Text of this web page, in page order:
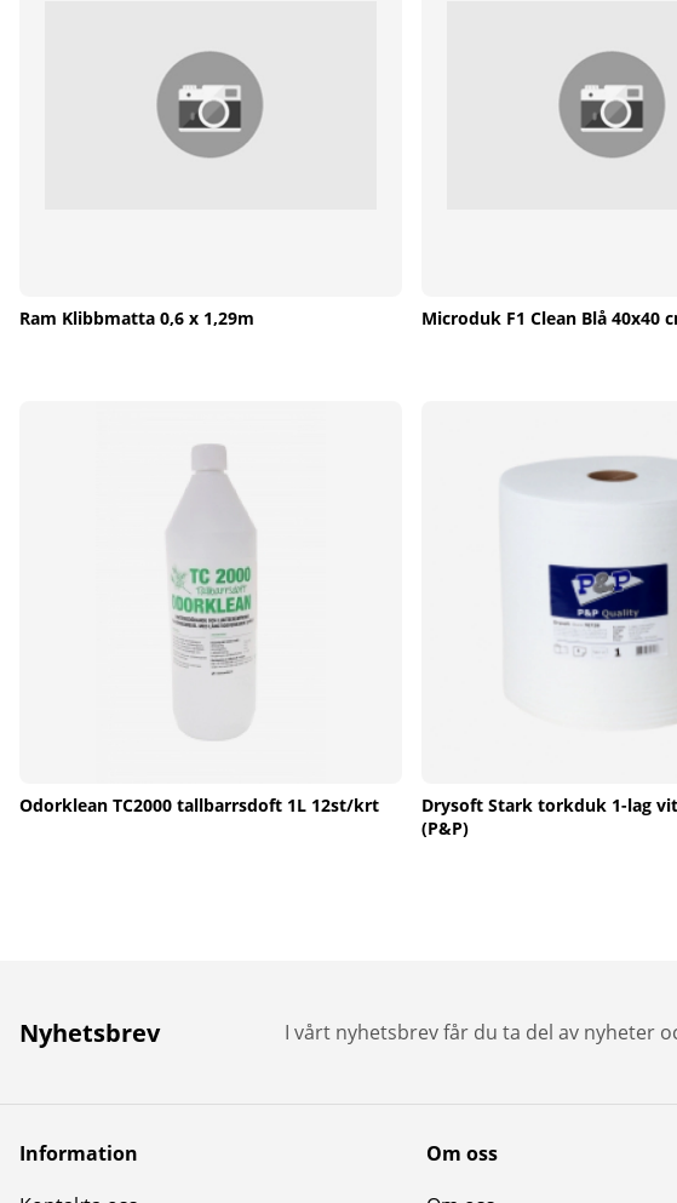
Ram Klibbmatta 0,6 x 1,29m Microduk F1 Clean Blå 40x40
Odorklean TC2000 tallbarrsdoft 1L 12st/krt
Drysoft Stark torkduk 1-lag
(P&P)
Nyhetsbrev I vårt nyhetsbrev får du ta del av nyheter
Information
Om oss